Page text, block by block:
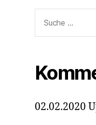
nach:
02.02.2020